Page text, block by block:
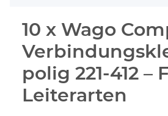
10 x Wago
polig 221-412 –
Leiterarten